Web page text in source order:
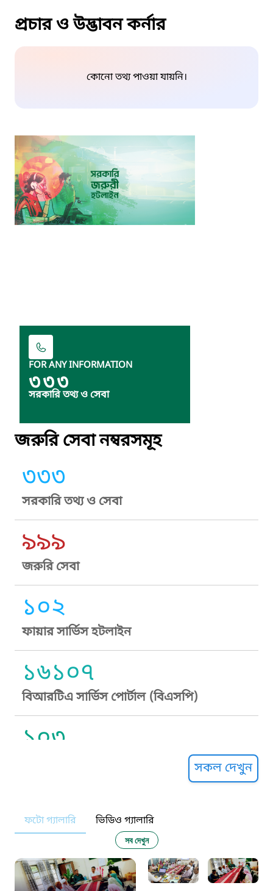
প্রচার ও উদ্ভাবন কর্নার
কোনো তথ্য পাওয়া যায়নি।
FOR ANY INFORMATION
৩৩৩
সরকারি তথ্য ও সেবা
জরুরি সেবা নম্বরসমূহ
৩৩৩
সরকারি তথ্য ও সেবা
৯৯৯
জরুরি সেবা
১০২
ফায়ার সার্ভিস হটলাইন
১৬১০৭
বিআরটিএ সার্ভিস পোর্টাল (বিএসপি)
১০৩
নারী ও শিশু নির্যাতন প্রতিরোধ
১০৬
সকল দেখুন
ফটো গ্যালারি ভিডিও গ্যালারি
সব দেখুন